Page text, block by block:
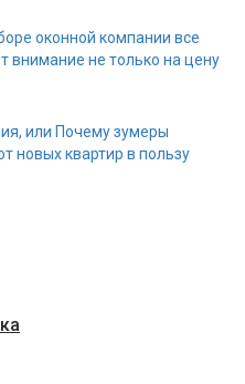
оконной компании все
не только на цену
или Почему зумеры
новых квартир в пользу